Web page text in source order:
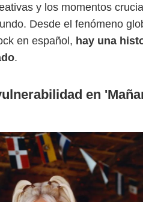
y los momentos
Desde el fenómeno
en español, hay una
.
en